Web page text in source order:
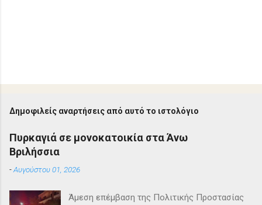
Δημοφιλείς αναρτήσεις από αυτό το ιστολόγιο
Πυρκαγιά σε μονοκατοικία στα Άνω
Βριλήσσια
-Αυγούστου 01, 2026
Άμεση επέμβαση της Πολιτικής Προστασίας